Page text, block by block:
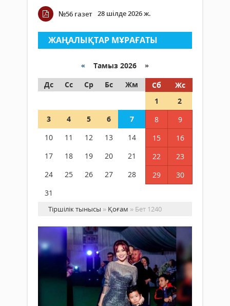
№56 газет 28 шілде 2026 ж.
ЖАҢАЛЫҚТАР МҰРАҒАТЫ
« Тамыз 2026 »
Дс
Сс Ср Бс Жм Сб
Жс
1
2
3
4 5 6 7 8
9
10
11 12 13 14 15
16
17
18 19 20 21 22
23
24
25 26 27 28 29
30
31
Тіршілік тынысы » Қоғам » Бет 1240
Қоғам
03 қазан
2018 ж.